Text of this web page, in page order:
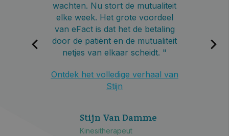
wachten. Nu stort de mutualiteit
elke week. Het grote voordeel
van eFact is dat het de betaling
door de patiënt en de mutualiteit
netjes van elkaar scheidt. "
Ontdek het volledige verhaal van
Stijn
Stijn Van Damme
Kinesitherapeut